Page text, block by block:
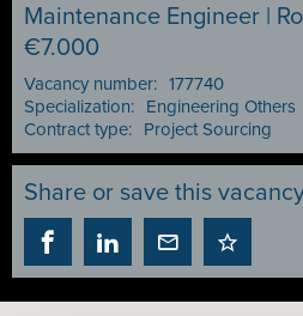
Maintenance Engineer |
€7.000
Vacancy number: 177740
Specialization:
Engineering Others
Contract type:
Project Sourcing
Share or save this